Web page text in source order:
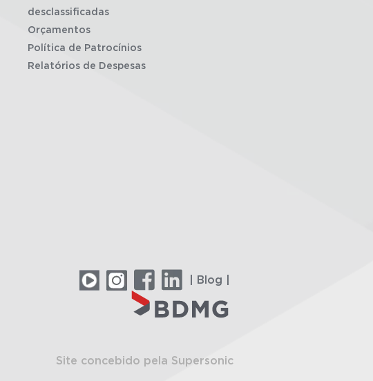
desclassificadas
Orçamentos
Política de Patrocínios
Relatórios de Despesas
| Blog |
Site concebido pela Supersonic